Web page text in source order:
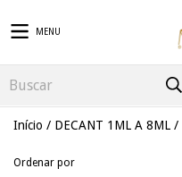
MENU
Início / DECANT 1ML A 8ML /
Ordenar por